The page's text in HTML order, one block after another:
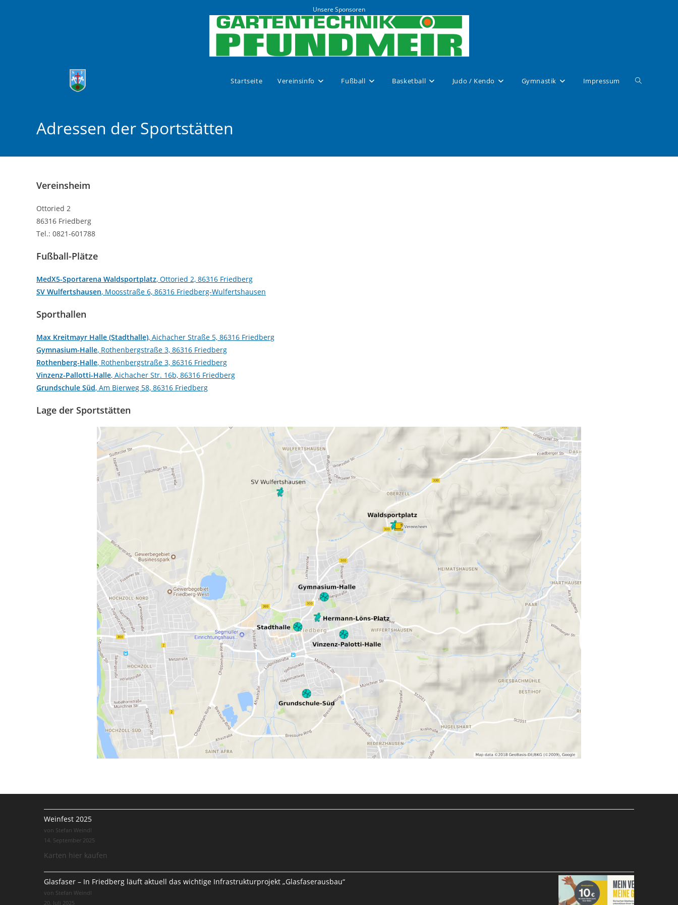
Unsere Sponsoren
Startseite Vereinsinfo Fußball Basketball Judo / Kendo Gymnastik Impressum Website-
umschalten
Adressen der Sportstätten
Vereinsheim
Ottoried 2
86316 Friedberg
Tel.: 0821-601788
Fußball-Plätze
MedX5-Sportarena Waldsportplatz, Ottoried 2, 86316 Friedberg
SV Wulfertshausen, Moosstraße 6, 86316 Friedberg-Wulfertshausen
Sporthallen
Max Kreitmayr Halle (Stadthalle), Aichacher Straße 5, 86316 Friedberg
Gymnasium-Halle, Rothenbergstraße 3, 86316 Friedberg
Rothenberg-Halle, Rothenbergstraße 3, 86316 Friedberg
Vinzenz-Pallotti-Halle, Aichacher Str. 16b, 86316 Friedberg
Grundschule Süd, Am Bierweg 58, 86316 Friedberg
Lage der Sportstätten
Weinfest 2025
von Stefan Weindl
14. September 2025
Karten hier kaufen
Glasfaser – In Friedberg läuft aktuell das wichtige Infrastrukturprojekt „Glasfaserausbau“
von Stefan Weindl
20. Juli 2025